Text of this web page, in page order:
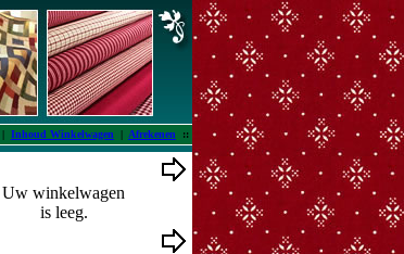
| Inhoud Winkelwagen | Afrekenen ::
Uw winkelwagen
is leeg.